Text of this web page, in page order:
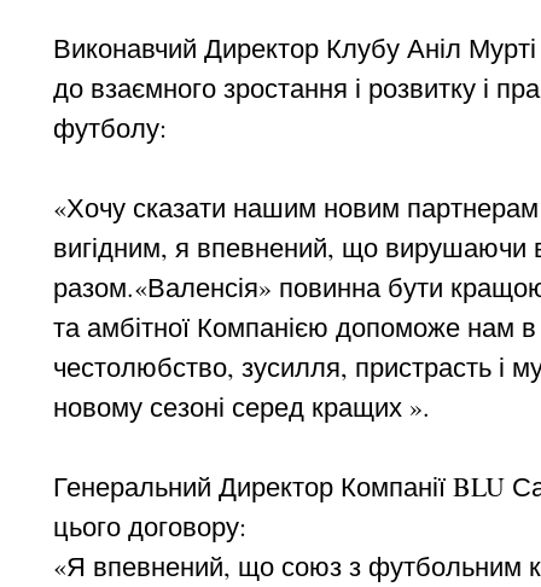
Виконавчий Директор Клубу Аніл
до взаємного зростання і розвитку і
футболу:
«Хочу сказати нашим новим
вигідним, я впевнений, що вирушаючи
разом.«Валенсія» повинна бути
та амбітної Компанією допоможе нам
честолюбство, зусилля, пристрасть і
новому сезоні серед кращих ».
Генеральний Директор Компанії BLU
цього договору:
«Я впевнений, що союз з футбольним